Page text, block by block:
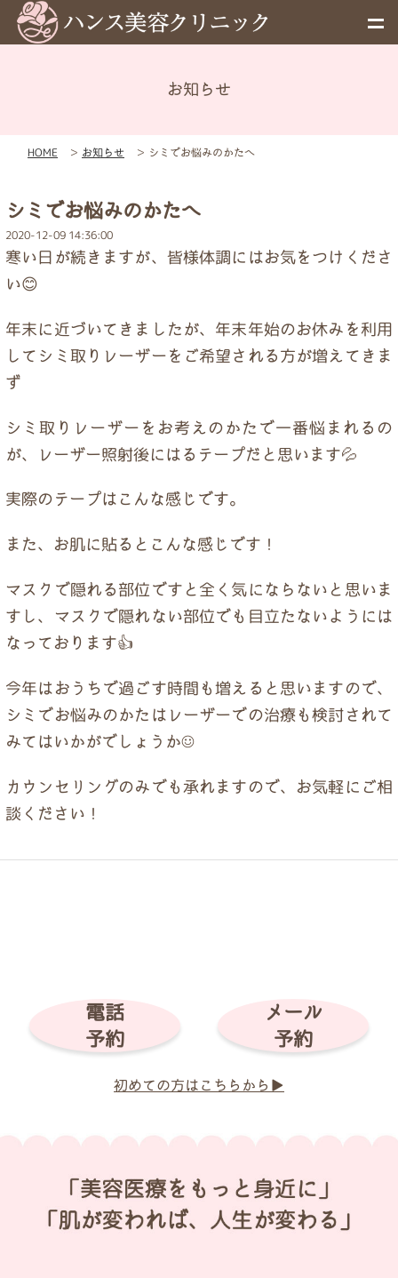
メニュー
予約
料金表
初めての方へ
当院について
お知らせ
HOME ＞ お知らせ ＞ シミでお悩みのかたへ
シミでお悩みのかたへ
2020-12-09 14:36:00
寒い日が続きますが、皆様体調にはお気をつけくださ
い😊
年末に近づいてきましたが、年末年始のお休みを利用
してシミ取りレーザーをご希望される方が増えてきま
す❤
シミ取りレーザーをお考えのかたで一番悩まれるの
が、レーザー照射後にはるテープだと思います💦
実際のテープはこんな感じです。
また、お肌に貼るとこんな感じです！
マスクで隠れる部位ですと全く気にならないと思いま
すし、マスクで隠れない部位でも目立たないようには
なっております👍
今年はおうちで過ごす時間も増えると思いますので、
シミでお悩みのかたはレーザーでの治療も検討されて
みてはいかがでしょうか☺
カウンセリングのみでも承れますので、お気軽にご相
談ください！
電話
予約
メール
予約
初めての方はこちらから▶